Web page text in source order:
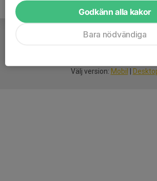
Välj version: Mobil
Godkänn alla kakor
Bara nödvändiga